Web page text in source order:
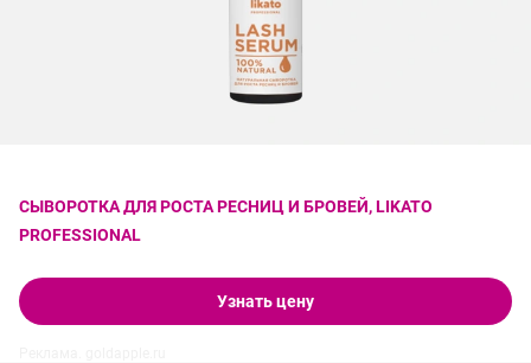
СЫВОРОТКА ДЛЯ РОСТА РЕСНИЦ И БРОВЕЙ, LIKATO
PROFESSIONAL
Узнать цену